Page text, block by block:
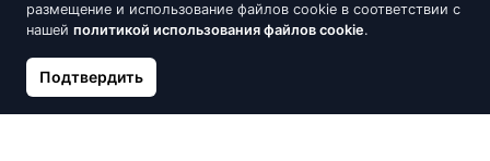
размещение и использование файлов cookie в соответствии с
нашей политикой использования файлов cookie.
Подтвердить